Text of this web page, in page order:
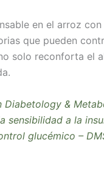
en el arroz
que pueden
solo reconforta el
Diabetology &
sensibilidad a la
glucémico –